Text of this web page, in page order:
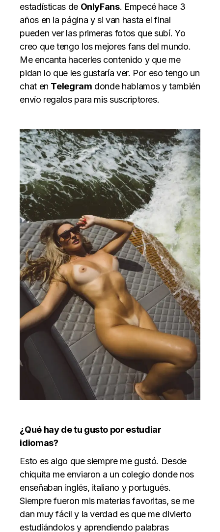
estadísticas de OnlyFans. Empecé hace 3
años en la página y si van hasta el final
pueden ver las primeras fotos que subí. Yo
creo que tengo los mejores fans del mundo.
Me encanta hacerles contenido y que me
pidan lo que les gustaría ver. Por eso tengo un
chat en Telegram donde hablamos y también
envío regalos para mis suscriptores.
¿Qué hay de tu gusto por estudiar
idiomas?
Esto es algo que siempre me gustó. Desde
chiquita me enviaron a un colegio donde nos
enseñaban inglés, italiano y portugués.
Siempre fueron mis materias favoritas, se me
dan muy fácil y la verdad es que me divierto
estudiándolos y aprendiendo palabras